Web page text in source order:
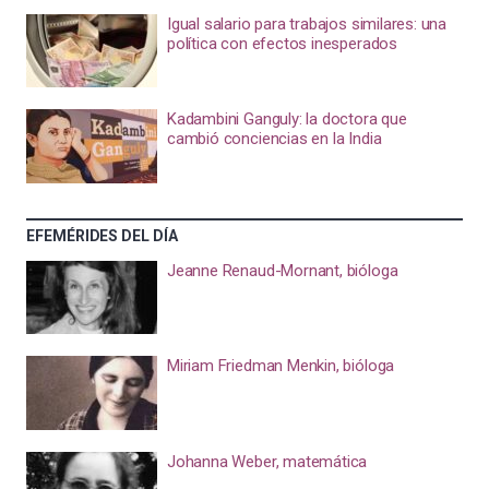
Igual salario para trabajos similares: una
política con efectos inesperados
Kadambini Ganguly: la doctora que
cambió conciencias en la India
EFEMÉRIDES DEL DÍA
Jeanne Renaud-Mornant, bióloga
Miriam Friedman Menkin, bióloga
Johanna Weber, matemática